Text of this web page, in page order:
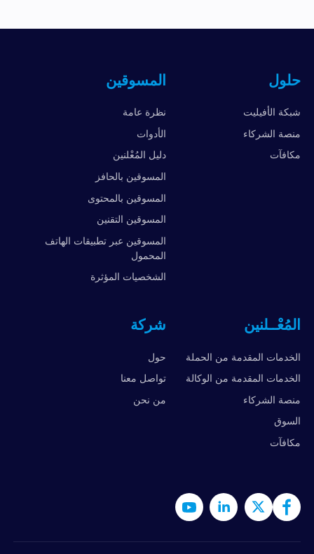
حلول
شبكة الأفيليت
منصة الشركاء
مكافآت
المسوقين
نظرة عامة
الأدوات
دليل المُعْلنين
المسوقين بالحافز
المسوقين بالمحتوى
المسوقين التقنين
المسوقين عبر تطبيقات الهاتف
المحمول
الشخصيات المؤثرة
المُعْــلنين
الخدمات المقدمة من الحملة
الخدمات المقدمة من الوكالة
منصة الشركاء
السوق
مكافآت
شركة
حول
تواصل معنا
من نحن